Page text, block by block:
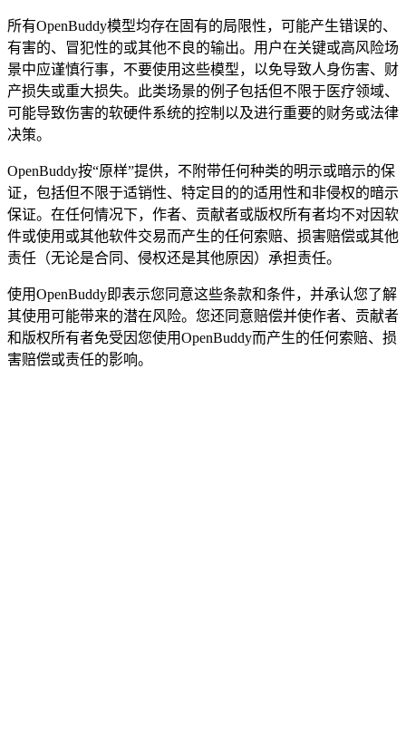
所有OpenBuddy模型均存在固有的局限性，可能产生错误的、
有害的、冒犯性的或其他不良的输出。用户在关键或高风险场
景中应谨慎行事，不要使用这些模型，以免导致人身伤害、财
产损失或重大损失。此类场景的例子包括但不限于医疗领域、
可能导致伤害的软硬件系统的控制以及进行重要的财务或法律
决策。
OpenBuddy按“原样”提供，不附带任何种类的明示或暗示的保
证，包括但不限于适销性、特定目的的适用性和非侵权的暗示
保证。在任何情况下，作者、贡献者或版权所有者均不对因软
件或使用或其他软件交易而产生的任何索赔、损害赔偿或其他
责任（无论是合同、侵权还是其他原因）承担责任。
使用OpenBuddy即表示您同意这些条款和条件，并承认您了解
其使用可能带来的潜在风险。您还同意赔偿并使作者、贡献者
和版权所有者免受因您使用OpenBuddy而产生的任何索赔、损
害赔偿或责任的影响。